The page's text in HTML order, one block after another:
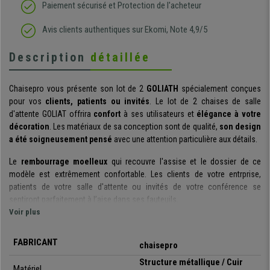
Paiement sécurisé et Protection de l'acheteur
Avis clients authentiques sur Ekomi, Note 4,9/5
Description détaillée
Chaisepro vous présente son lot de 2 GOLIATH spécialement conçues
pour vos clients, patients ou invités. Le lot de 2 chaises de salle
d'attente GOLIAT offrira confort à ses utilisateurs et élégance à votre
décoration. Les matériaux de sa conception sont de qualité, son design
a été soigneusement pensé avec une attention particulière aux détails.
Le rembourrage moelleux qui recouvre l'assise et le dossier de ce
modèle est extrêmement confortable. Les clients de votre entrprise,
patients de votre salle d'attente ou invités de votre conférence se
sentiront parfaitement à l’aise dans ses fauteuils.
en ligne avec le style
du modèle. Le revêtement de l’assise, du
dossier et des accoudoirs est encuir synthétiquetrès simple
Voir plus
FABRICANT chaisepro
Structure métallique / Cuir